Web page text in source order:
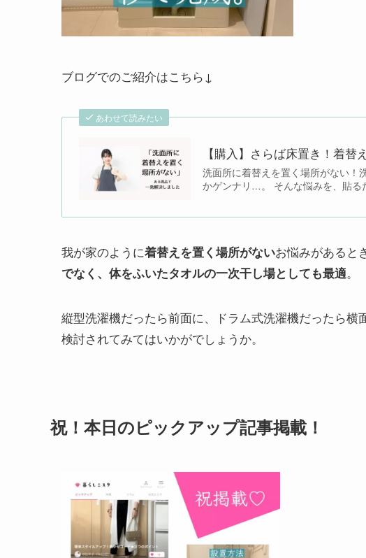
ブログでのご紹介はこちら↓
あわせて読みたい
【購入】さらば床置き！着
洗面所に着替えを置く場所がない！
かゲンナリ…。 そんな悩みを、貼る
我が家のように着替えを置く場所がないお悩みがあると
でなく、体をふいたタオルの一次干し場としても最適。
縦型洗濯機だったら前面に、ドラム式洗濯機だったら横
検討されてみてはいかがでしょうか。
祝！本日のピックアップ記事掲載！